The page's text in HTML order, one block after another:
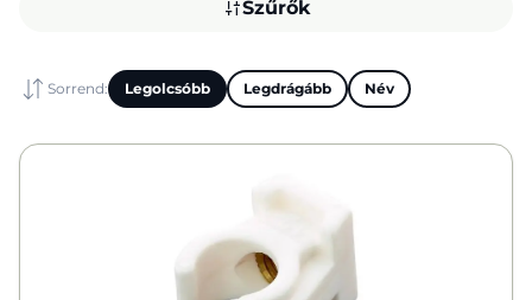
Szűrők
Sorrend: Legolcsóbb Legdrágább Név